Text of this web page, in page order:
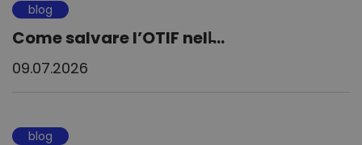
blog
Come salvare l’OTIF nell̵...
09.07.2026
blog